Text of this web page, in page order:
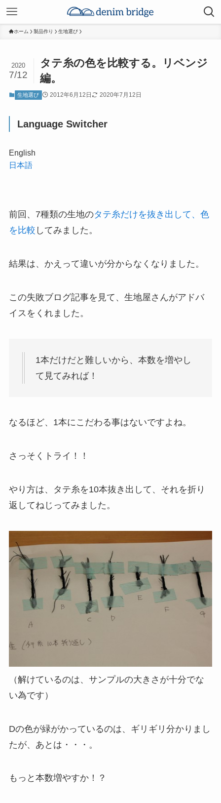
ホーム 製品作り 生地選び
タテ糸の色を比較する。リベンジ
編。
2020
7/12
生地選び 2012年6月12日 2020年7月12日
Language Switcher
English
日本語
前回、7種類の生地のタテ糸だけを抜き出して、色
を比較 してみました。
結果は、かえって違いが分からなくなりました。
この失敗ブログ記事を見て、生地屋さんがアドバ
イスをくれました。
1本だけだと難しいから、本数を増やし
て見てみれば！
なるほど、1本にこだわる事はないですよね。
さっそくトライ！！
やり方は、タテ糸を10本抜き出して、それを折り
返してねじってみました。
（解けているのは、サンプルの大きさが十分でな
い為です）
Dの色が緑がかっているのは、ギリギリ分かりまし
たが、あとは・・・。
もっと本数増やすか！？